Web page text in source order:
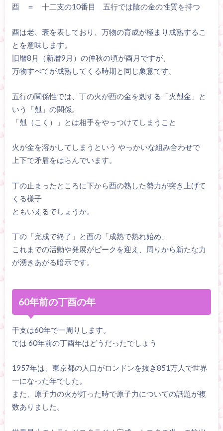
酉 ＝ 十二支の10番目 五行では陰の金の性質を持つ
酉は老、衰を表しており、万物の育成が極まり成熟するこ
とを意味します。
旧暦8月（新暦9月）の仲秋の頃が酉月ですが、
万物すべてが成熟してくる時期と同じ象意です。
五行の関係性では、丁の火が酉の金を剋する「火剋金」と
いう「剋」の関係。
「剋（こく）」とは相手をやっつけてしまうこと
火が金を溶かしてしまうという やっかいな組み合わせで
上下で矛盾をはらんでいます。
丁の止まったところに下から酉の熟した勢力が突き上げて
くる様子
ともいえるでしょうか。
丁の「完成で終了」と酉の「成熟で熟れ始め」
これまでの活動や発展がピークを迎え、周りから新たな力
が湧きあがる暗示です。
60年前の丁酉の年
干支は60年で一周りします。
では 60年前の丁酉年はどうだったでしょう
1957年は、東京都の人口がロンドンを抜き851万人で世界
一になった年でした。
また、原子力の火が灯った時で原子力についての話題が複
数ありました。